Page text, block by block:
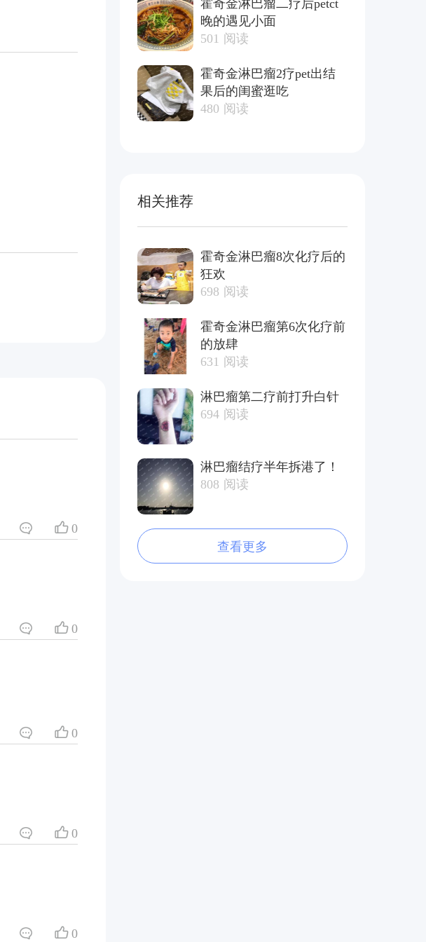
0
0
0
0
0
霍奇金淋巴瘤二疗后petct
晚的遇见小面
501 阅读
霍奇金淋巴瘤2疗pet出结
果后的闺蜜逛吃
480 阅读
相关推荐
霍奇金淋巴瘤8次化疗后的
狂欢
698 阅读
霍奇金淋巴瘤第6次化疗前
的放肆
631 阅读
淋巴瘤第二疗前打升白针
694 阅读
淋巴瘤结疗半年拆港了！
808 阅读
查看更多